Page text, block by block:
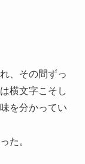
、その間ずっ
横文字こそし
を分かってい
た。